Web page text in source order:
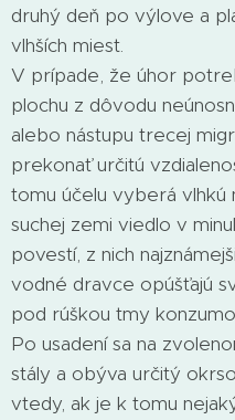
druhý deň po výlove a
vlhších miest.
V prípade, že úhor
plochu z dôvodu
alebo nástupu trecej
prekonať určitú
tomu účelu vyberá vlhkú
suchej zemi viedlo v
povestí, z nich
vodné dravce opúšťajú
pod rúškou tmy
Po usadení sa na
stály a obýva určitý
vtedy, ak je k tomu